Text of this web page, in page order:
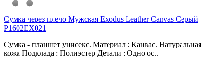
Сумка через плечо Мужская Exodus Leather Canvas Серый
P1602EX021
Сумка - планшет унисекс. Материал : Канвас. Натуральная
кожа Подклада : Полиэстер Детали : Одно ос..